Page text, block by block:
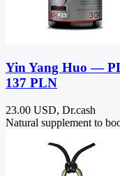
Yin Yang Huo —
137 PLN
23.00 USD, Dr.cash
Natural supplement to